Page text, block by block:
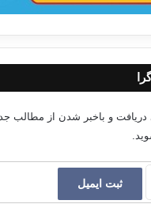
دریافت و باخبر شدن از مطالب